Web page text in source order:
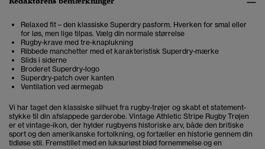
Relaxed fit – den klassiske Superdry pasform. Hverken for smal eller
for løs, men lige tilpas. Vælg din normale størrelse
Rugby-krave med tre-knaplukning
Ribbede manchetter med et karakteristisk Superdry-mærke
Slids i siderne
Broderet Superdry-logo
Superdry-patch over kanten
Ventilation ved ærmegab
Vi har taget den klassiske silhuet fra rugby-trøjer og skabt et statement-
stykke til din afslappede garderobe. Vintage Athletic Stripe Rugby Trøjen
er et vintage-ikon, der hylder rugbyens historiske arv, både den britiske
sport og den amerikanske fortolkning, og fortæller en historie gennem din
tidløse stil. Fremstillet med en luksuriøst blød fornemmelse og en